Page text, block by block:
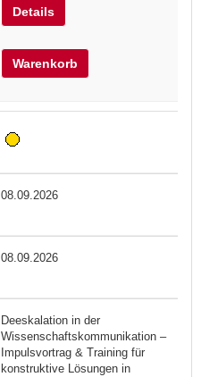
Details
Warenkorb
08.09.2026
08.09.2026
Deeskalation in der
Wissenschaftskommunikation –
Impulsvortrag & Training für
konstruktive Lösungen in